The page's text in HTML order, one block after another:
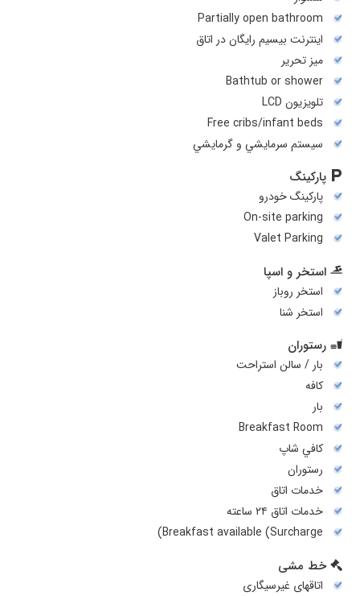
Partially open bathroom
اینترنت بیسیم رایگان در اتاق
میز تحریر
Bathtub or shower
تلويزيون LCD
Free cribs/infant beds
سيستم سرمايشي و گرمايشي
پارکینگ
پارکینگ خودرو
On-site parking
Valet Parking
استخر و اسپا
استخر روباز
استخر شنا
رستوران
بار / سالن استراحت
کافه
بار
Breakfast Room
کافي شاپ
رستوران
خدمات اتاق
خدمات اتاق ۲۴ ساعته
Breakfast available (Surcharge)
خط مشی
اتاقهای غیرسیگاری